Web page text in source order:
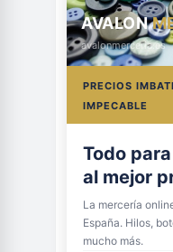
AVALON
avalonmerceria.es
PRECIOS
IMPECABLE
Todo
al mejor
La mercería
España. Hilos,
mucho más.